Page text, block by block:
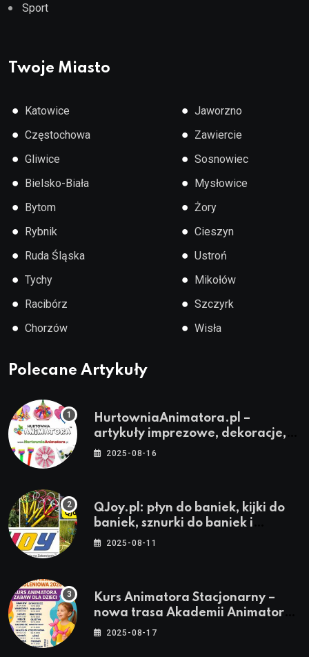
Sport
Twoje Miasto
● Katowice
● Częstochowa
● Gliwice
● Bielsko-Biała
● Bytom
● Rybnik
● Ruda Śląska
● Tychy
● Racibórz
● Chorzów
● Jaworzno
● Zawiercie
● Sosnowiec
● Mysłowice
● Żory
● Cieszyn
● Ustroń
● Mikołów
● Szczyrk
● Wisła
Polecane Artykuły
HurtowniaAnimatora.pl –
artykuły imprezowe, dekoracje,
stroje i akcesoria dla animatorów
2025-08-16
QJoy.pl: płyn do baniek, kijki do
baniek, sznurki do baniek i
zestawy do baniek
2025-08-11
Kurs Animatora Stacjonarny –
nowa trasa Akademii Animatora
– jesień 2025
2025-08-17